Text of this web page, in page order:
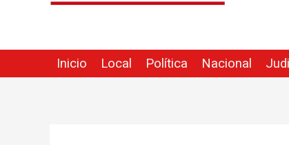
Inicio Local Política Nacional